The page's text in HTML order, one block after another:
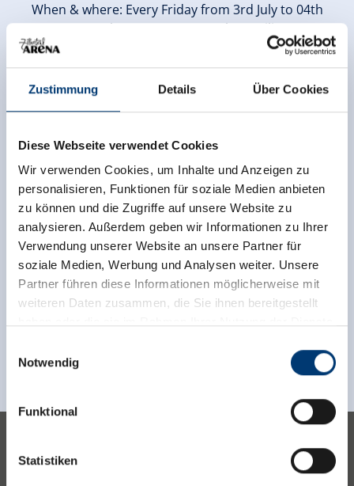
Zustimmung Details Über Cookies
Diese Webseite verwendet Cookies
Wir verwenden Cookies, um Inhalte und Anzeigen zu
personalisieren, Funktionen für soziale Medien anbieten
zu können und die Zugriffe auf unsere Website zu
analysieren. Außerdem geben wir Informationen zu Ihrer
Verwendung unserer Website an unsere Partner für
soziale Medien, Werbung und Analysen weiter. Unsere
Partner führen diese Informationen möglicherweise mit
weiteren Daten zusammen, die Sie ihnen bereitgestellt
Rohr 23// A-6280 Zell am Ziller
www.zillertalarena.com
Notwendig
Funktional
Statistiken
When & where: Every Friday from 3rd July to 04th
September at 8.00 p.m. at the pavilion
Some concerts also include singers, “Schuhplattler”
and other traditional folk dancers, etc.
Program for children!
Sign up for the newsletter now!